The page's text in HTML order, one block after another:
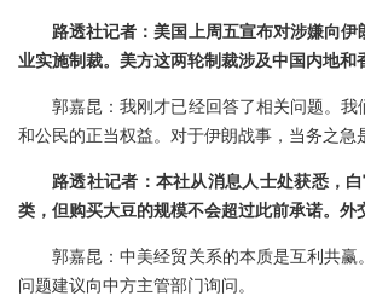
路透社记者：美国上周五宣布对涉嫌向
业实施制裁。美方这两轮制裁涉及中国内地
郭嘉昆：我刚才已经回答了相关问题。
和公民的正当权益。对于伊朗战事，当务之急
路透社记者：本社从消息人士处获悉，
类，但购买大豆的规模不会超过此前承诺。外
郭嘉昆：中美经贸关系的本质是互利共
问题建议向中方主管部门询问。